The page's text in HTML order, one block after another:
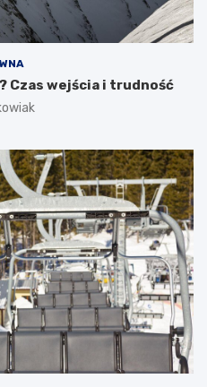
Czas wejścia i trudność